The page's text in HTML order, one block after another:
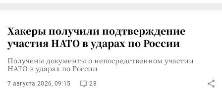
Хакеры получили подтверждение
участия НАТО в ударах по России
Получены документы о непосредственном участии
НАТО в ударах по России
7 августа 2026, 09:15 28